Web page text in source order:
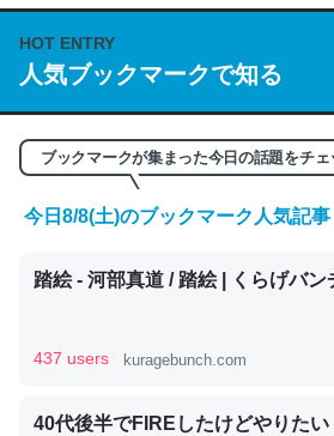
https://
/064121
─GPTの仕組みと限界についての考察（１
くらい。小説でいう「ずっと前の伏
ど、短期記憶というには多い分量。
─GPTの仕組みと限界についての考察（１）
HOT ENTRY
人気ブックマークで知る
ブックマークが集まった今日の話題をチェ
今日8/8(土)のブックマーク人気記事
踏絵 - 河部真道 / 踏絵 | くらげバン
437 users kuragebunch.com
40代後半でFIREしたけどやりたい